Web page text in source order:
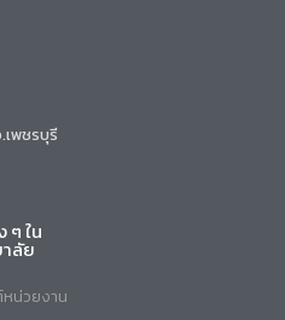
พชรบุรี
ๆ ใน
ลัย
หน่วยงาน